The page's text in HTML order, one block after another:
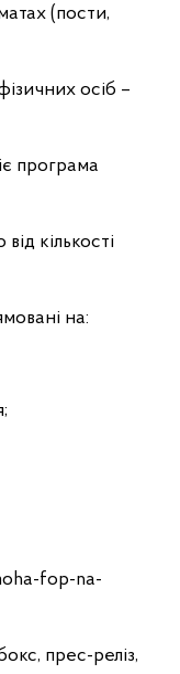
(пости,
осіб –
програма
кількості
на:
fop-na-
прес-реліз,